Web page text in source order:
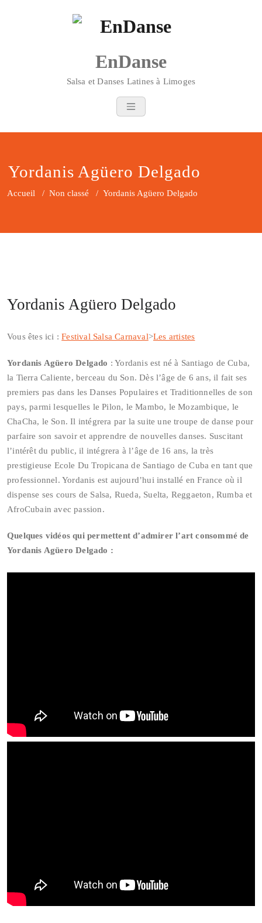
EnDanse
Salsa et Danses Latines à Limoges
Yordanis Agüero Delgado
Accueil / Non classé / Yordanis Agüero Delgado
Yordanis Agüero Delgado
Vous êtes ici :Festival Salsa Carnaval>Les artistes
Yordanis Agüero Delgado : Yordanis est né à Santiago de Cuba,
la Tierra Caliente, berceau du Son. Dès l’âge de 6 ans, il fait ses
premiers pas dans les Danses Populaires et Traditionnelles de son
pays, parmi lesquelles le Pilon, le Mambo, le Mozambique, le
ChaCha, le Son. Il intégrera par la suite une troupe de danse pour
parfaire son savoir et apprendre de nouvelles danses. Suscitant
l’intérêt du public, il intégrera à l’âge de 16 ans, la très
prestigieuse Ecole Du Tropicana de Santiago de Cuba en tant que
professionnel. Yordanis est aujourd’hui installé en France où il
dispense ses cours de Salsa, Rueda, Suelta, Reggaeton, Rumba et
AfroCubain avec passion.
Quelques vidéos qui permettent d’admirer l’art consommé de
Yordanis Agüero Delgado :